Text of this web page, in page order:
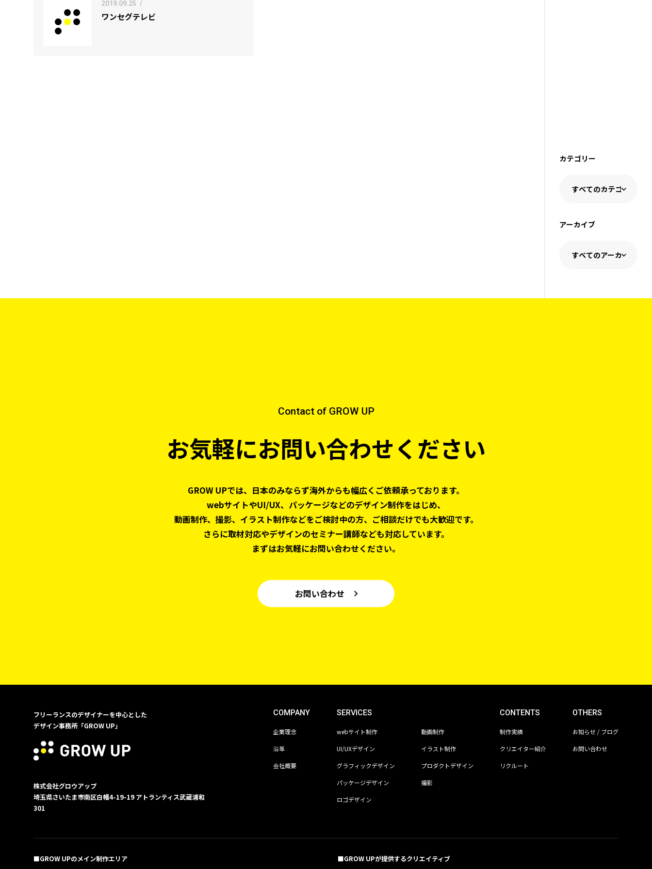
2019.09.25 /
ワンセグテレビ
カテゴリー
アーカイブ
お気軽にお問い合わせください
Contact of GROW UP
GROW UPでは、日本のみならず海外からも幅広くご依頼承っております。
webサイトやUI/UX、パッケージなどのデザイン制作をはじめ、
動画制作、撮影、 イラスト制作などをご検討中の方、 ご相談だけでも大歓迎です。
さらに取材対応やデザインのセミナー講師なども対応しています。
まずはお気軽にお問い合わせください。
お問い合わせ
フリーランスのデザイナーを中心とした
デザイン事務所「GROW UP」
株式会社グロウアップ
埼玉県さいたま市南区白幡4-19-19 アトランティス武蔵浦和
301
COMPANY
企業理念
沿革
会社概要
SERVICES
webサイト制作
UI/UXデザイン
グラフィックデザイン
パッケージデザイン
ロゴデザイン
動画制作
イラスト制作
プロダクトデザイン
撮影
CONTENTS
制作実績
クリエイター紹介
リクルート
OTHERS
お知らせ / ブログ
お問い合わせ
■GROW UPのメイン制作エリア ■GROW UPが提供するクリエイティブ